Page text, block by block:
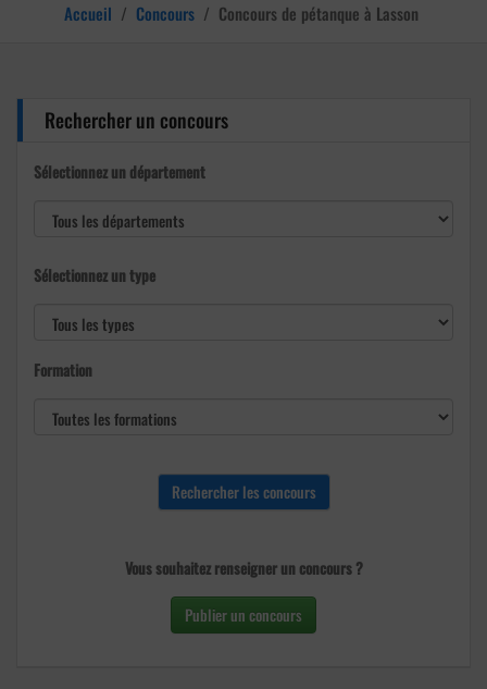
Accueil / Concours / Concours de pétanque à Lasson
Rechercher un concours
Sélectionnez un département
Sélectionnez un type
Formation
Vous souhaitez renseigner un concours ?
Publier un concours